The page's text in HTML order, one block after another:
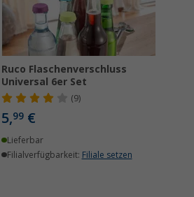
Ruco Flaschenverschluss
Universal 6er Set
(9)
5,99 €
Lieferbar
Filialverfügbarkeit: Filiale setzen